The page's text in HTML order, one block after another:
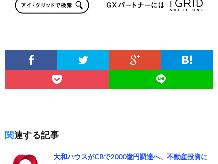
関連する記事
大和ハウスがCBで2000億円調達へ、不動産投資に